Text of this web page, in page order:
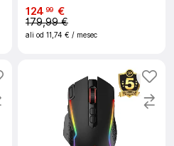
124 99 €
179,99 €
ali od 11,74 € / mesec